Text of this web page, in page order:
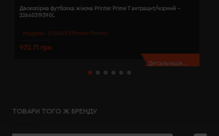
Модель: 2264031(Printer Prime)
Двоколірна футболка жіноча Printer Prime T антрацит/чорний -
22640319390L
972.71 грн
Детальніше...
ТОВАРИ ТОГО Ж БРЕНДУ